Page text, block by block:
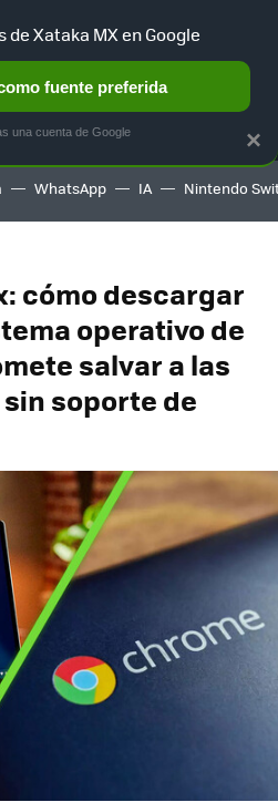
NUEVO
HOME AUTO
WhatsApp IA Nintendo
cómo descargar
operativo de
salvar a las
soporte de
×
de Xataka MX en Google
fuente preferida
una cuenta de Google